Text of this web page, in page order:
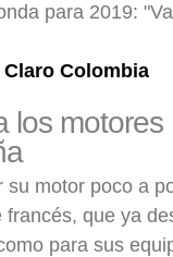
para 2019:
Colombia
los motores
motor poco a
que ya
para sus